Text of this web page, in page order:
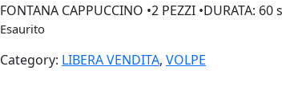
FONTANA CAPPUCCINO •2 PEZZI •DURATA: 60
Esaurito
Category: LIBERA VENDITA, VOLPE